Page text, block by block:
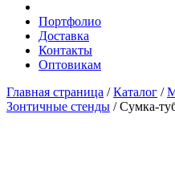
Портфолио
Доставка
Контакты
Оптовикам
Главная страница /Каталог /
Зонтичные стенды /Сумка-